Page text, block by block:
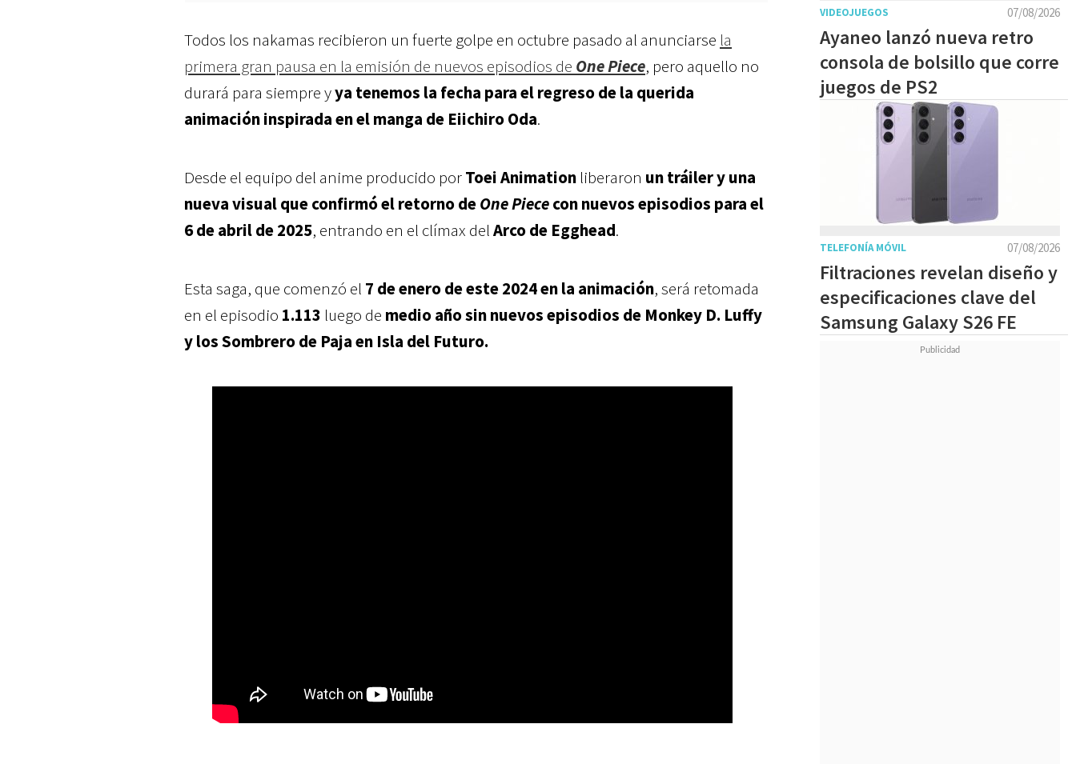
Todos los nakamas recibieron un fuerte golpe en octubre pasado al anunciarse la
primera gran pausa en la emisión de nuevos episodios de One Piece, pero aquello no
durará para siempre yya tenemos la fecha para el regreso de la querida
animación inspirada en el manga de Eiichiro Oda.
Desde el equipo del anime producido porToei Animation liberaron un tráiler y una
nueva visual que confirmó el retorno deOne Piececon nuevos episodios para el
6 de abril de 2025, entrando en el clímax delArco de Egghead.
Esta saga, que comenzó el 7 de enero de este 2024 en la animación, será retomada
en el episodio 1.113 luego de medio año sin nuevos episodios de Monkey D. Luffy
y los Sombrero de Paja en Isla del Futuro.
07/08/2026
VIDEOJUEGOS
Ayaneo lanzó nueva retro
consola de bolsillo que corre
juegos de PS2
07/08/2026
TELEFONÍA MÓVIL
Filtraciones revelan diseño y
especificaciones clave del
Samsung Galaxy S26 FE